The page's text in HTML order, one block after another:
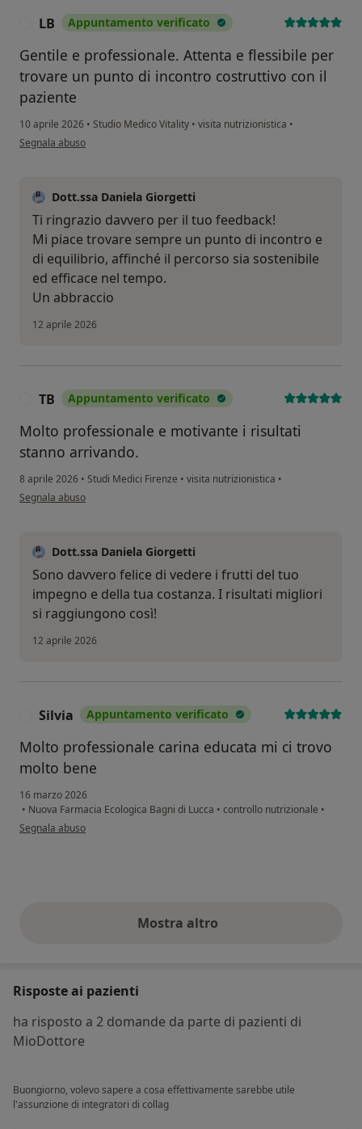
LB Appuntamento verificato
Gentile e professionale. Attenta e flessibile per
trovare un punto di incontro costruttivo con il
paziente
10 aprile 2026 • Studio Medico Vitality • visita nutrizionistica •
secondo l'opinione dell'utente LB
Segnala abuso
Dott.ssa Daniela Giorgetti
Ti ringrazio davvero per il tuo feedback!
Mi piace trovare sempre un punto di incontro e
di equilibrio, affinché il percorso sia sostenibile
ed efficace nel tempo.
Un abbraccio
12 aprile 2026
TB Appuntamento verificato
Molto professionale e motivante i risultati
stanno arrivando.
8 aprile 2026 • Studi Medici Firenze • visita nutrizionistica •
secondo l'opinione dell'utente TB
Segnala abuso
Dott.ssa Daniela Giorgetti
Sono davvero felice di vedere i frutti del tuo
impegno e della tua costanza. I risultati migliori
si raggiungono così!
12 aprile 2026
Silvia Appuntamento verificato
Molto professionale carina educata mi ci trovo
molto bene
16 marzo 2026
• Nuova Farmacia Ecologica Bagni di Lucca • controllo nutrizionale •
secondo l'opinione dell'utente Silvia
Segnala abuso
Mostra altroopinioni di cui sopra
Risposte ai pazienti
ha risposto a 2 domande da parte di pazienti di
MioDottore
Buongiorno, volevo sapere a cosa effettivamente sarebbe utile
l'assunzione di integratori di collag